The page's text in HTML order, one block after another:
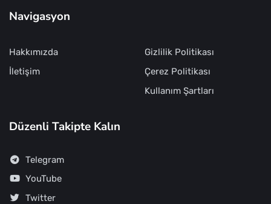
Navigasyon
Hakkımızda
İletişim
Gizlilik Politikası
Çerez Politikası
Kullanım Şartları
Düzenli Takipte Kalın
Telegram
YouTube
Twitter